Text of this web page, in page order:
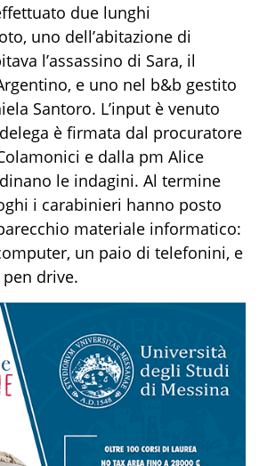
due lunghi
uno dell’abitazione di
l’assassino di Sara, il
e uno nel b&b gestito
Santoro. L’input è venuto
è firmata dal procuratore
e dalla pm Alice
le indagini. Al termine
i carabinieri hanno posto
materiale informatico:
un paio di telefonini, e
drive.